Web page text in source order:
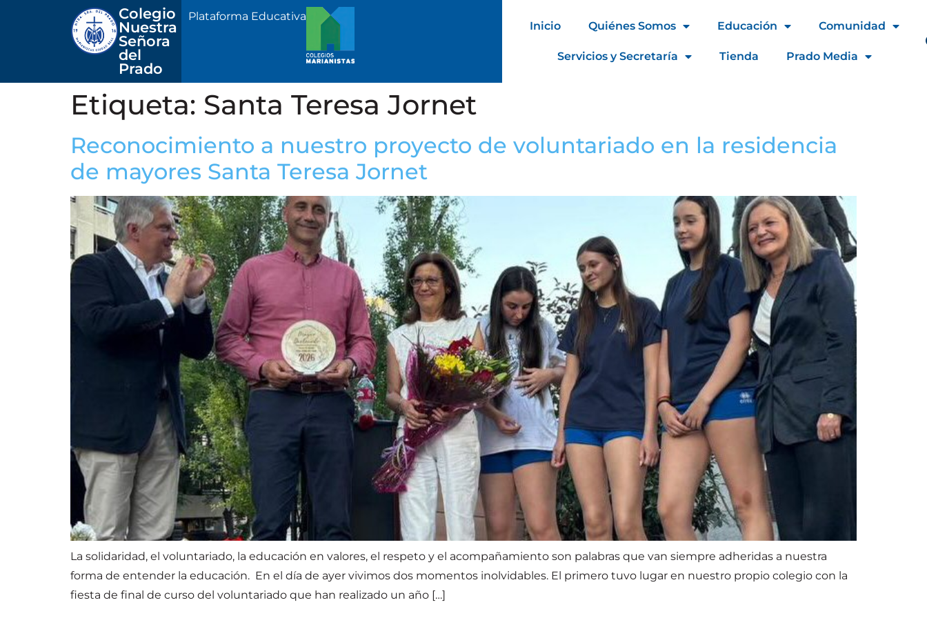
Colegio
Nuestra
Señora
del
Prado
Plataforma Educativa
Inicio Quiénes Somos Educación Comunidad
Servicios y Secretaría Tienda Prado Media
Etiqueta: Santa Teresa Jornet
Reconocimiento a nuestro proyecto de voluntariado en la residencia
de mayores Santa Teresa Jornet
La solidaridad, el voluntariado, la educación en valores, el respeto y el acompañamiento son palabras que van siempre adheridas a nuestra
forma de entender la educación. En el día de ayer vivimos dos momentos inolvidables. El primero tuvo lugar en nuestro propio colegio con la
fiesta de final de curso del voluntariado que han realizado un año […]